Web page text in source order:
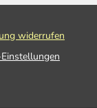
widerrufen